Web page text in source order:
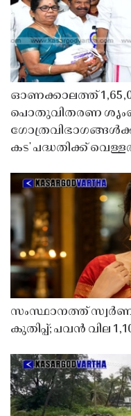
ഓണക്കാലത്ത്
പൊതുവിതരണ
കട' പദ്ധതിക്ക്
സംസ്ഥാനത്ത്
കുതിപ്പ്; പവൻ വില